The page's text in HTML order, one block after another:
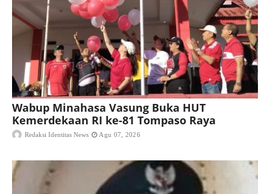
Wabup Minahasa Vasung Buka HUT
Kemerdekaan RI ke-81 Tompaso Raya
Redaksi Identitas News Agu 07, 2026